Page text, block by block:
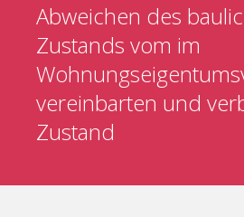
Abweichen des
Zustands vom im
vereinbarten und
Zustand